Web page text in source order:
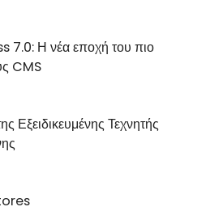
7.0: Η νέα εποχή του πιο
CMS
Εξειδικευμένης Τεχνητής